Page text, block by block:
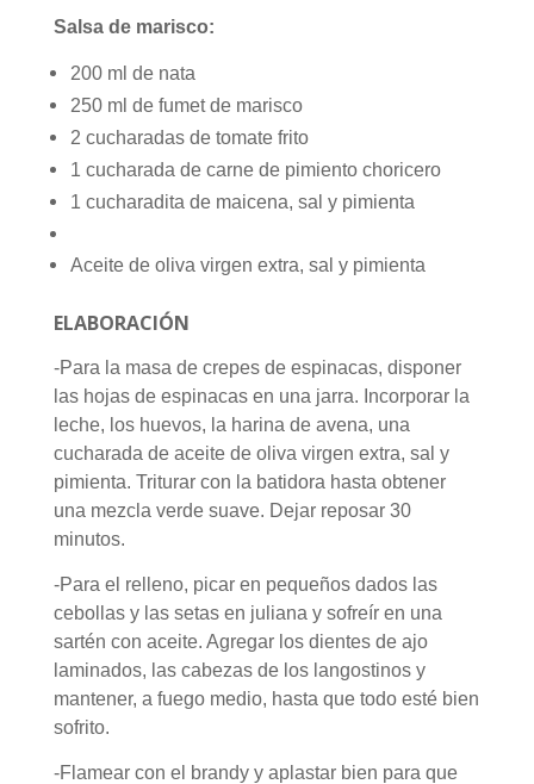
Salsa de marisco:
200 ml de nata
250 ml de fumet de marisco
2 cucharadas de tomate frito
1 cucharada de carne de pimiento choricero
1 cucharadita de maicena, sal y pimienta
Aceite de oliva virgen extra, sal y pimienta
ELABORACIÓN
-Para la masa de crepes de espinacas, disponer
las hojas de espinacas en una jarra. Incorporar la
leche, los huevos, la harina de avena, una
cucharada de aceite de oliva virgen extra, sal y
pimienta. Triturar con la batidora hasta obtener
una mezcla verde suave. Dejar reposar 30
minutos.
-Para el relleno, picar en pequeños dados las
cebollas y las setas en juliana y sofreír en una
sartén con aceite. Agregar los dientes de ajo
laminados, las cabezas de los langostinos y
mantener, a fuego medio, hasta que todo esté bien
sofrito.
-Flamear con el brandy y aplastar bien para que